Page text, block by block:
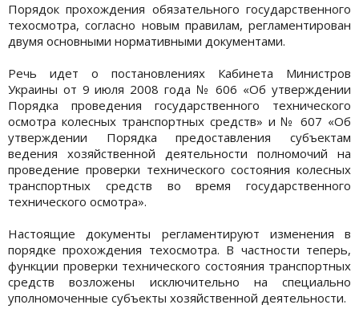
Порядок прохождения обязательного государственного
техосмотра, согласно новым правилам, регламентирован
двумя основными нормативными документами.
Речь идет о постановлениях Кабинета Министров
Украины от 9 июля 2008 года № 606 «Об утверждении
Порядка проведения государственного технического
осмотра колесных транспортных средств» и № 607 «Об
утверждении Порядка предоставления субъектам
ведения хозяйственной деятельности полномочий на
проведение проверки технического состояния колесных
транспортных средств во время государственного
технического осмотра».
Настоящие документы регламентируют изменения в
порядке прохождения техосмотра. В частности теперь,
функции проверки технического состояния транспортных
средств возложены исключительно на специально
уполномоченные субъекты хозяйственной деятельности.